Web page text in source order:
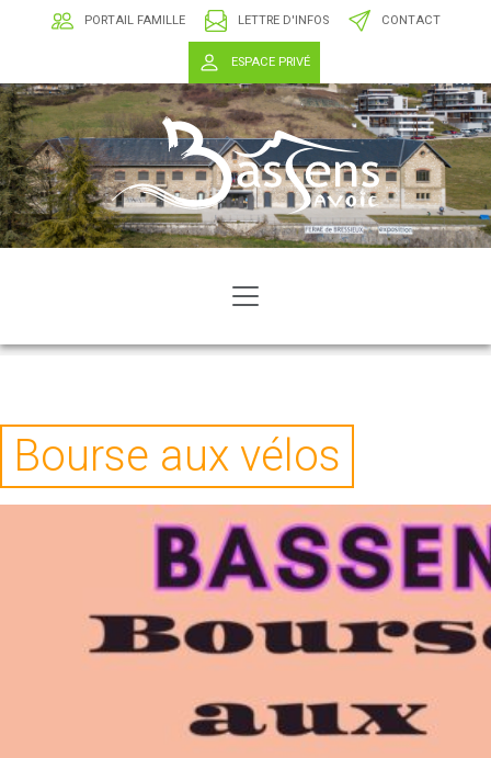
PORTAIL FAMILLE LETTRE D'INFOS CONTACT
ESPACE PRIVÉ
Bourse aux vélos